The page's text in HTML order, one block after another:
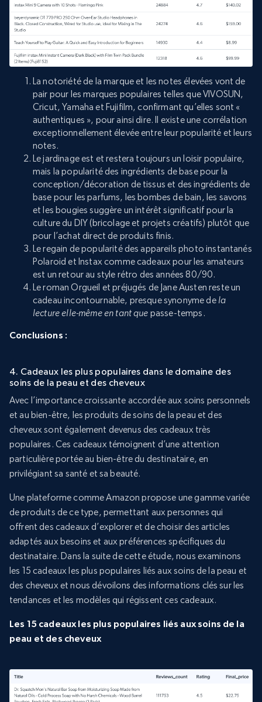
La notoriété de la marque et les notes élevées vont de
pair pour les marques populaires telles que VIVOSUN,
Cricut, Yamaha et Fujifilm, confirmant qu’elles sont «
authentiques », pour ainsi dire. Il existe une corrélation
exceptionnellement élevée entre leur popularité et leurs
notes.
Le jardinage est et restera toujours un loisir populaire,
mais la popularité des ingrédients de base pour la
conception/décoration de tissus et des ingrédients de
base pour les parfums, les bombes de bain, les savons
et les bougies suggère un intérêt significatif pour la
culture du DIY (bricolage et projets créatifs) plutôt que
pour l’achat direct de produits finis.
Le regain de popularité des appareils photo instantanés
Polaroid et Instax comme cadeaux pour les amateurs
est un retour au style rétro des années 80/90.
Le roman Orgueil et préjugés de Jane Austen reste un
cadeau incontournable, presque synonyme de la
lecture elle-même en tant que passe-temps.
Conclusions :
4. Cadeaux les plus populaires dans le domaine des
soins de la peau et des cheveux
Avec l’importance croissante accordée aux soins personnels
et au bien-être, les produits de soins de la peau et des
cheveux sont également devenus des cadeaux très
populaires. Ces cadeaux témoignent d’une attention
particulière portée au bien-être du destinataire, en
privilégiant sa santé et sa beauté.
Une plateforme comme Amazon propose une gamme variée
de produits de ce type, permettant aux personnes qui
offrent des cadeaux d’explorer et de choisir des articles
adaptés aux besoins et aux préférences spécifiques du
destinataire. Dans la suite de cette étude, nous examinons
les 15 cadeaux les plus populaires liés aux soins de la peau et
des cheveux et nous dévoilons des informations clés sur les
tendances et les modèles qui régissent ces cadeaux.
Les 15 cadeaux les plus populaires liés aux soins de la
peau et des cheveux